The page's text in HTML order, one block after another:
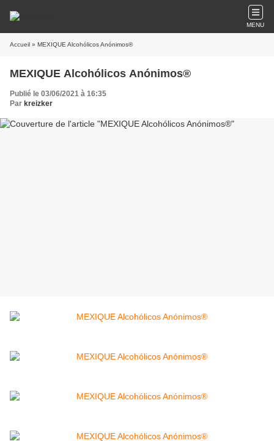
MENU
Accueil » MEXIQUE Alcohólicos Anónimos®
MEXIQUE Alcohólicos Anónimos®
Publié le 03/06/2021 à 16:35
Par kreizker